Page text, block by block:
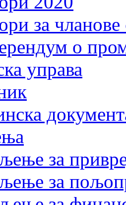
за
о
управа
за
за